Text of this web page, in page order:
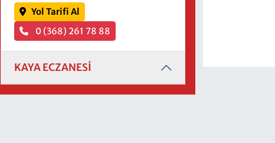
Yol Tarifi Al
0 (368) 261 78 88
KAYA ECZANESİ